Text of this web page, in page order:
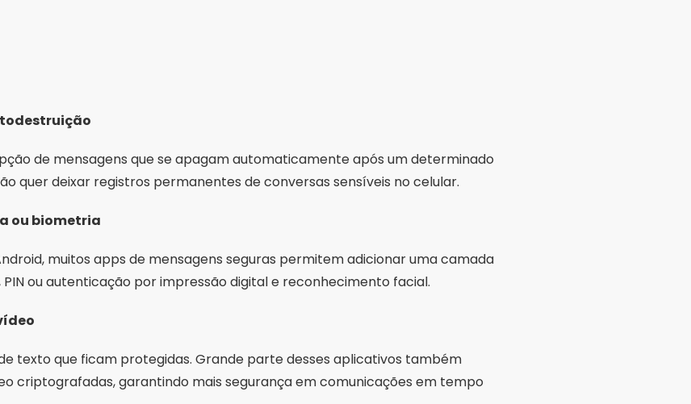
de mensagens que se apagam automaticamente após um determinado
quer deixar registros permanentes de conversas sensíveis no celular.
ou biometria
muitos apps de mensagens seguras permitem adicionar uma camada
ou autenticação por impressão digital e reconhecimento facial.
texto que ficam protegidas. Grande parte desses aplicativos também
criptografadas, garantindo mais segurança em comunicações em tempo